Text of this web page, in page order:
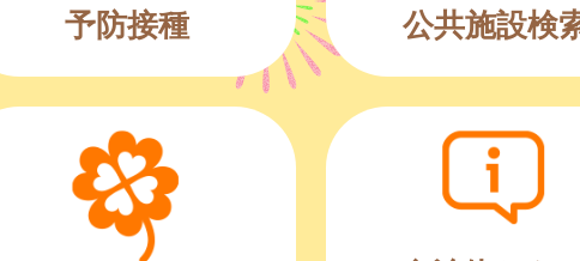
予防接種 公共施設検